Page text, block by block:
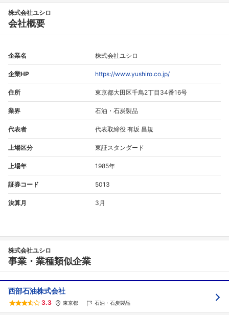
株式会社ユシロ
会社概要
企業名 株式会社ユシロ
企業HP https://www.yushiro.co.jp/
住所 東京都大田区千鳥2丁目34番16号
業界 石油・石炭製品
代表者 代表取締役 有坂 昌規
上場区分 東証スタンダード
上場年 1985年
証券コード 5013
決算月 3月
株式会社ユシロ
事業・業種類似企業
西部石油株式会社
3.3 東京都 石油・石炭製品